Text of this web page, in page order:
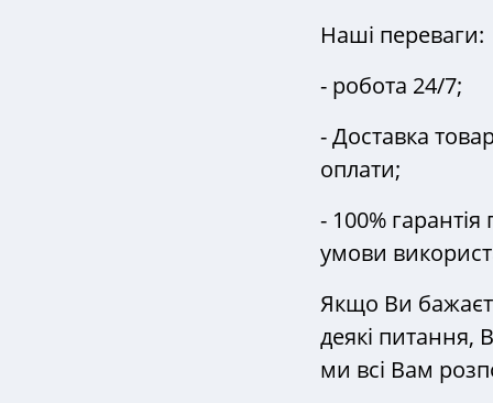
Наші переваги:
- робота 24/7;
- Доставка
оплати;
- 100%
умови
Якщо Ви
деякі питання,
ми всі Вам